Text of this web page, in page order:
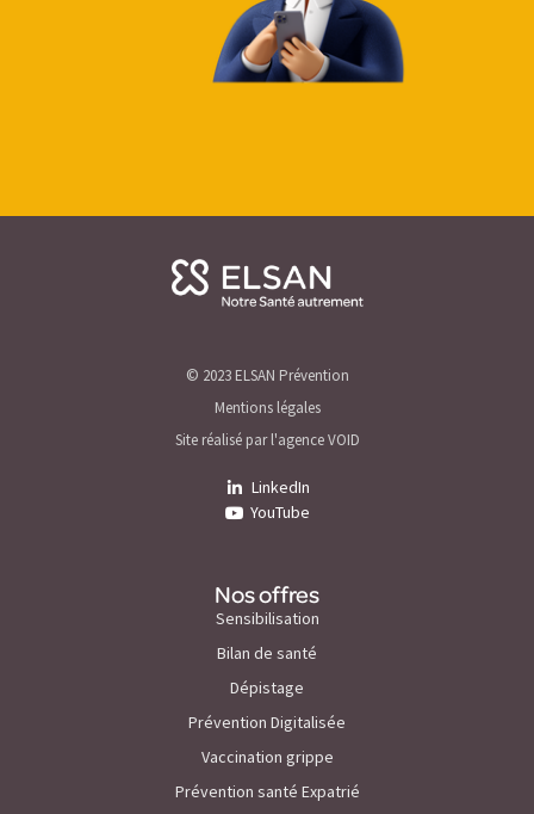
© 2023 ELSAN Prévention
Mentions légales
Site réalisé par l'agence VOID
LinkedIn
YouTube
Nos offres
Sensibilisation
Bilan de santé
Dépistage
Prévention Digitalisée
Vaccination grippe
Prévention santé Expatrié